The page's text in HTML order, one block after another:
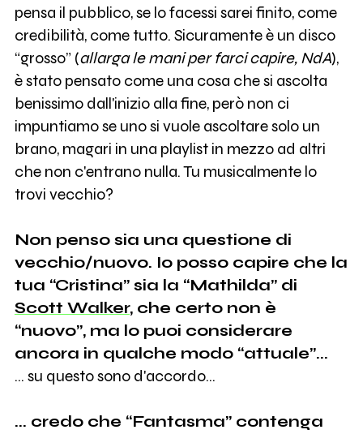
pensa il pubblico, se lo facessi sarei finito, come
credibilità, come tutto. Sicuramente è un disco
“grosso” (allarga le mani per farci capire, NdA),
è stato pensato come una cosa che si ascolta
benissimo dall'inizio alla fine, però non ci
impuntiamo se uno si vuole ascoltare solo un
brano, magari in una playlist in mezzo ad altri
che non c'entrano nulla. Tu musicalmente lo
trovi vecchio?
Non penso sia una questione di
vecchio/nuovo. Io posso capire che la
tua “Cristina” sia la “Mathilda” di
Scott Walker, che certo non è
“nuovo”, ma lo puoi considerare
ancora in qualche modo “attuale”...
... su questo sono d'accordo...
... credo che “Fantasma” contenga